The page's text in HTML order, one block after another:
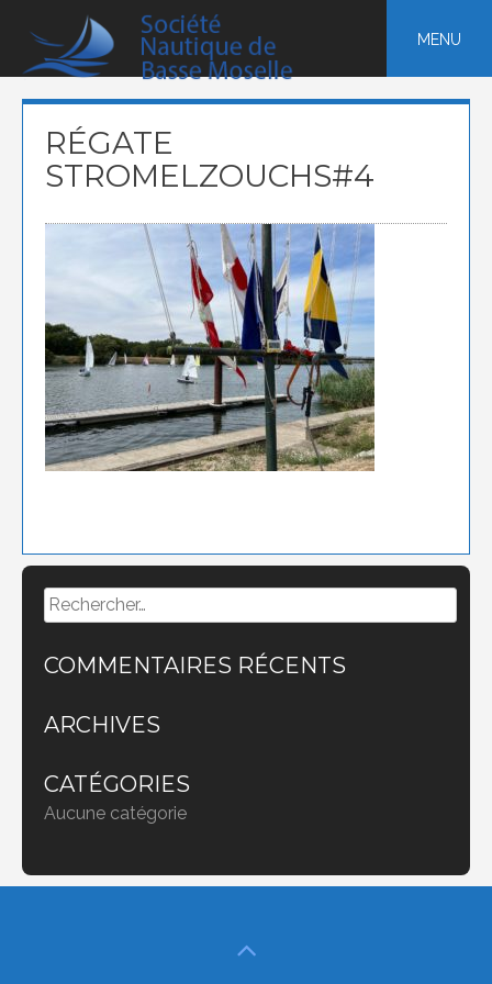
content
MENU
RÉGATE
STROMELZOUCHS#4
Rechercher :
COMMENTAIRES RÉCENTS
ARCHIVES
CATÉGORIES
Aucune catégorie